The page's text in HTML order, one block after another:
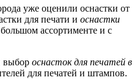
уже оценили оснастки от
для печати и оснастки
ассортименте и с
выбор оснасток для печатей в
для печатей и штампов.